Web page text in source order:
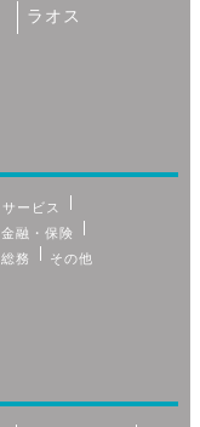
ラオス
サービス
金融・保険
総務 その他